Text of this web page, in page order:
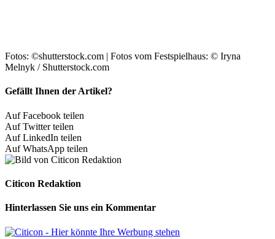
Fotos: ©shutterstock.com | Fotos vom Festspielhaus: © Iryna
Melnyk / Shutterstock.com
Gefällt Ihnen der Artikel?
Auf Facebook teilen
Auf Twitter teilen
Auf LinkedIn teilen
Auf WhatsApp teilen
Citicon Redaktion
Hinterlassen Sie uns ein Kommentar